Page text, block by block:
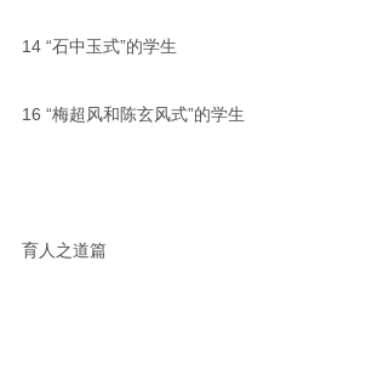
14 “石中玉式”的学生
16 “梅超风和陈玄风式”的学生
育人之道篇